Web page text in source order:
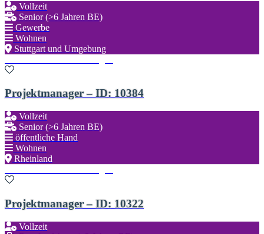
Vollzeit
Senior (>6 Jahren BE)
Gewerbe
Wohnen
Stuttgart und Umgebung
Projektmanager – ID: 10384
Vollzeit
Senior (>6 Jahren BE)
öffentliche Hand
Wohnen
Rheinland
Projektmanager – ID: 10322
Vollzeit